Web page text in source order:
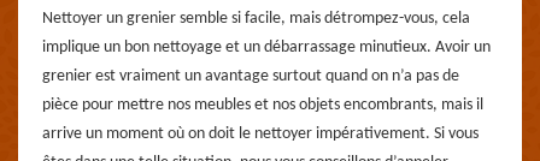
Nettoyer un grenier semble si facile, mais détrompez-vous, cela
implique un bon nettoyage et un débarrassage minutieux. Avoir un
grenier est vraiment un avantage surtout quand on n’a pas de
pièce pour mettre nos meubles et nos objets encombrants, mais il
arrive un moment où on doit le nettoyer impérativement. Si vous